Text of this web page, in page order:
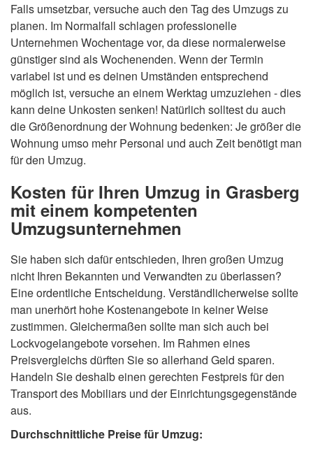
Falls umsetzbar, versuche auch den Tag des Umzugs zu
planen. Im Normalfall schlagen professionelle
Unternehmen Wochentage vor, da diese normalerweise
günstiger sind als Wochenenden. Wenn der Termin
variabel ist und es deinen Umständen entsprechend
möglich ist, versuche an einem Werktag umzuziehen - dies
kann deine Unkosten senken! Natürlich solltest du auch
die Größenordnung der Wohnung bedenken: Je größer die
Wohnung umso mehr Personal und auch Zeit benötigt man
für den Umzug.
Kosten für Ihren Umzug in Grasberg
mit einem kompetenten
Umzugsunternehmen
Sie haben sich dafür entschieden, Ihren großen Umzug
nicht Ihren Bekannten und Verwandten zu überlassen?
Eine ordentliche Entscheidung. Verständlicherweise sollte
man unerhört hohe Kostenangebote in keiner Weise
zustimmen. Gleichermaßen sollte man sich auch bei
Lockvogelangebote vorsehen. Im Rahmen eines
Preisvergleichs dürften Sie so allerhand Geld sparen.
Handeln Sie deshalb einen gerechten Festpreis für den
Transport des Mobiliars und der Einrichtungsgegenstände
aus.
Durchschnittliche Preise für Umzug: